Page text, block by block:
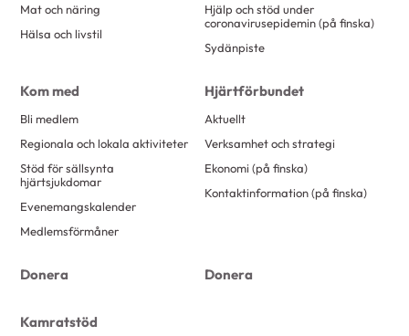
Mat och näring
Hälsa och livstil
Hjälp och stöd under
coronavirusepidemin (på finska)
Sydänpiste
Kom med
Bli medlem
Regionala och lokala aktiviteter
Stöd för sällsynta
hjärtsjukdomar
Evenemangskalender
Medlemsförmåner
Hjärtförbundet
Aktuellt
Verksamhet och strategi
Ekonomi (på finska)
Kontaktinformation (på finska)
Donera Donera
Kamratstöd